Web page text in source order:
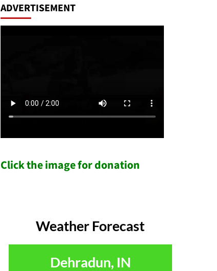
ADVERTISEMENT
Click the image for donation
Weather Forecast
Dehradun, IN